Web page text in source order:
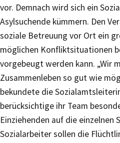
vor. Demnach wird sich ein
Asylsuchende kümmern. Den
soziale Betreuung vor Ort ein
möglichen Konfliktsituationen
vorgebeugt werden kann. „Wir
Zusammenleben so gut wie
bekundete die
berücksichtige ihr Team
Einziehenden auf die einzelnen
Sozialarbeiter sollen die